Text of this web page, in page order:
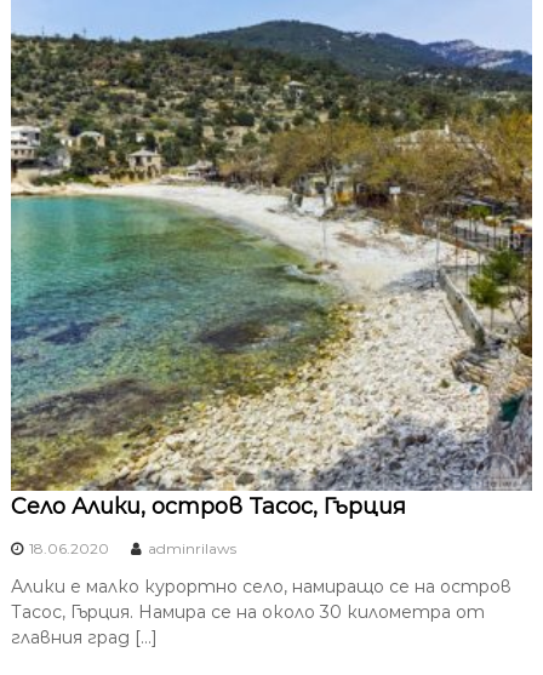
Село Алики, остров Тасос, Гърция
18.06.2020 adminrilaws
Алики е малко курортно село, намиращо се на остров
Тасос, Гърция. Намира се на около 30 километра от
главния град […]